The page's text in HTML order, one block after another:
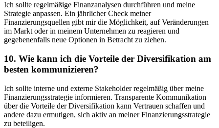
Ich‍ sollte regelmäßige​ Finanzanalysen durchführen und meine
Strategie anpassen. ‌Ein ⁢jährlicher Check​ meiner
Finanzierungsquellen gibt mir die Möglichkeit, auf Veränderungen
im Markt oder in meinem Unternehmen zu reagieren und
gegebenenfalls neue Optionen in Betracht zu ziehen.
10. Wie kann ⁢ich‌ die Vorteile ⁢der Diversifikation am⁢
besten kommunizieren?
Ich sollte interne und‌ externe Stakeholder regelmäßig ‍über⁣ meine
Finanzierungsstrategie informieren.⁢ Transparente ⁤Kommunikation
über die Vorteile der⁤ Diversifikation ⁤kann Vertrauen⁣ schaffen ⁣und
andere dazu ermutigen, sich aktiv an meiner Finanzierungsstrategie
zu beteiligen.